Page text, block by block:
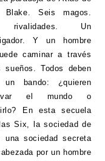
Blake. Seis magos.
rivalidades. Un
Y un hombre
caminar a través
sueños. Todos deben
un bando: ¿quieren
el mundo o
En esta secuela
Six, la sociedad de
sociedad secreta
por un hombre